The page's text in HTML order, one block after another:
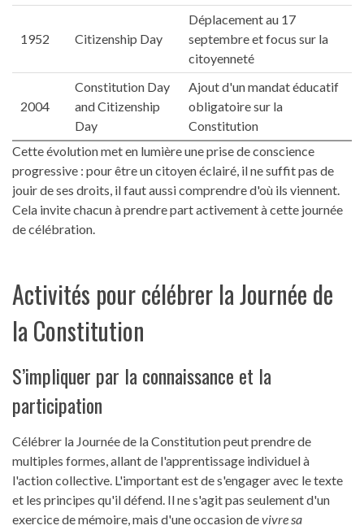
1952 Citizenship Day
Déplacement au 17
septembre et focus sur la
citoyenneté
2004
Constitution Day
and Citizenship
Day
Ajout d'un mandat éducatif
obligatoire sur la
Constitution
Cette évolution met en lumière une prise de conscience
progressive : pour être un citoyen éclairé, il ne suffit pas de
jouir de ses droits, il faut aussi comprendre d'où ils viennent.
Cela invite chacun à prendre part activement à cette journée
de célébration.
Activités pour célébrer la Journée de
la Constitution
S’impliquer par la connaissance et la
participation
Célébrer la Journée de la Constitution peut prendre de
multiples formes, allant de l'apprentissage individuel à
l'action collective. L'important est de s'engager avec le texte
et les principes qu'il défend. Il ne s'agit pas seulement d'un
exercice de mémoire, mais d'une occasion devivre sa